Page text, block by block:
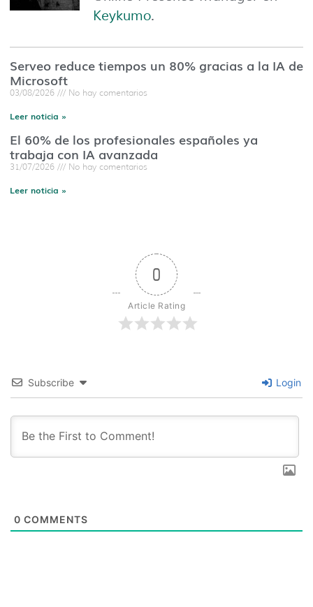
Keykumo.
Serveo reduce tiempos un 80% gracias a la IA de
Microsoft
03/08/2026 No hay comentarios
Leer noticia »
El 60% de los profesionales españoles ya
trabaja con IA avanzada
31/07/2026 No hay comentarios
Leer noticia »
0
Article Rating
Subscribe Login
0 COMMENTS